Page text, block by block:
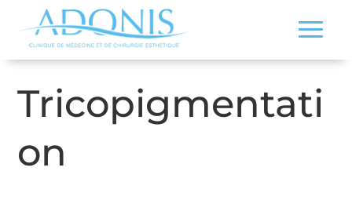
Tricopigmentati
on